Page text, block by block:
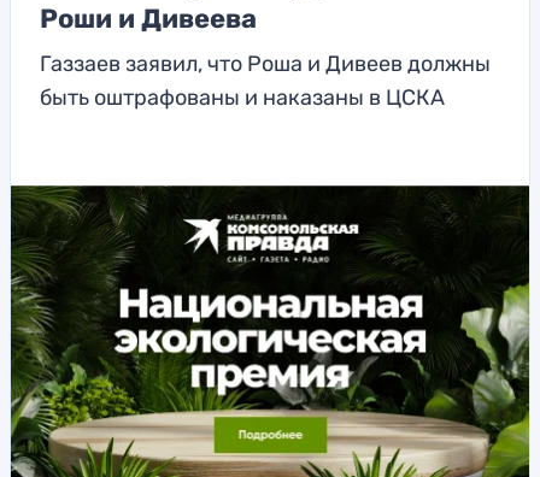
Роши и Дивеева
Газзаев заявил, что Роша и Дивеев должны
быть оштрафованы и наказаны в ЦСКА